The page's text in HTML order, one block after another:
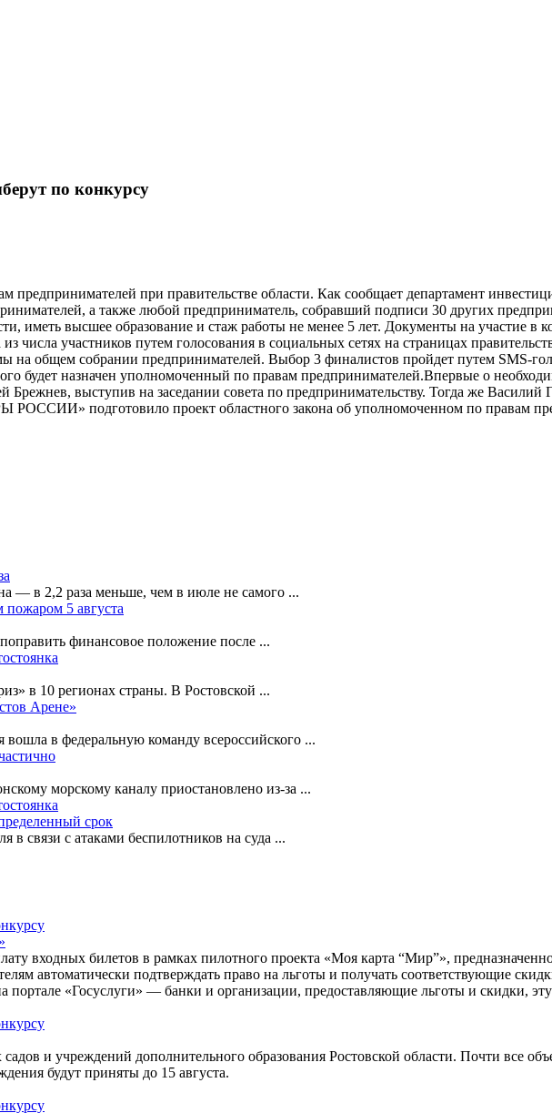
по конкурсу
предпринимателей при правительстве области. Как сообщает департамент
а также любой предприниматель, собравший подписи 30 других
иметь высшее образование и стаж работы не менее 5 лет. Документы на участие в
числа участников путем голосования в социальных сетях на страницах
на общем собрании предпринимателей. Выбор 3 финалистов пройдет путем SMS-
будет назначен уполномоченный по правам предпринимателей.Впервые о
Брежнев, выступив на заседании совета по предпринимательству. Тогда же Василий
подготовило проект областного закона об уполномоченном по правам
— в 2,2 раза меньше, чем в июле не самого ...
пожаром 5 августа
финансовое положение после ...
в 10 регионах страны. В Ростовской ...
Арене»
в федеральную команду всероссийского ...
морскому каналу приостановлено из-за ...
срок
связи с атаками беспилотников на суда ...
входных билетов в рамках пилотного проекта «Моя карта “Мир”»,
автоматически подтверждать право на льготы и получать соответствующие
портале «Госуслуги» — банки и организации, предоставляющие льготы и скидки,
и учреждений дополнительного образования Ростовской области. Почти все
будут приняты до 15 августа.